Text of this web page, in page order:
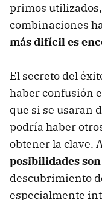
primos
combinaciones
más difícil es
El secreto del
haber confusión
que si se usaran
podría haber
obtener la clave.
posibilidades
descubrimiento
especialmente